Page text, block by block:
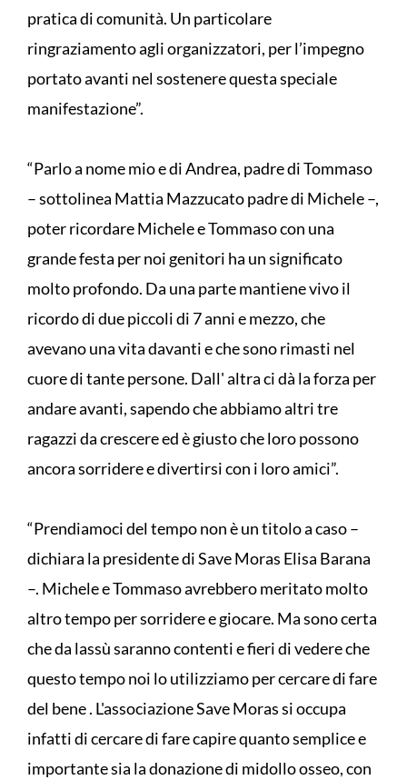
pratica di comunità. Un particolare
ringraziamento agli organizzatori, per l’impegno
portato avanti nel sostenere questa speciale
manifestazione”.
“Parlo a nome mio e di Andrea, padre di Tommaso
– sottolinea Mattia Mazzucato padre di Michele –,
poter ricordare Michele e Tommaso con una
grande festa per noi genitori ha un significato
molto profondo. Da una parte mantiene vivo il
ricordo di due piccoli di 7 anni e mezzo, che
avevano una vita davanti e che sono rimasti nel
cuore di tante persone. Dall' altra ci dà la forza per
andare avanti, sapendo che abbiamo altri tre
ragazzi da crescere ed è giusto che loro possono
ancora sorridere e divertirsi con i loro amici”.
“Prendiamoci del tempo non è un titolo a caso –
dichiara la presidente di Save Moras Elisa Barana
–. Michele e Tommaso avrebbero meritato molto
altro tempo per sorridere e giocare. Ma sono certa
che da lassù saranno contenti e fieri di vedere che
questo tempo noi lo utilizziamo per cercare di fare
del bene . L'associazione Save Moras si occupa
infatti di cercare di fare capire quanto semplice e
importante sia la donazione di midollo osseo, con